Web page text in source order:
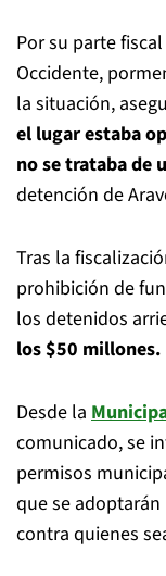
Por su parte
Occidente,
la situación,
el lugar estaba
no se trataba de
detención de
Tras la
prohibición de
los detenidos
los $50 millones.
Desde la
comunicado, se
permisos
que se adoptarán
contra quienes